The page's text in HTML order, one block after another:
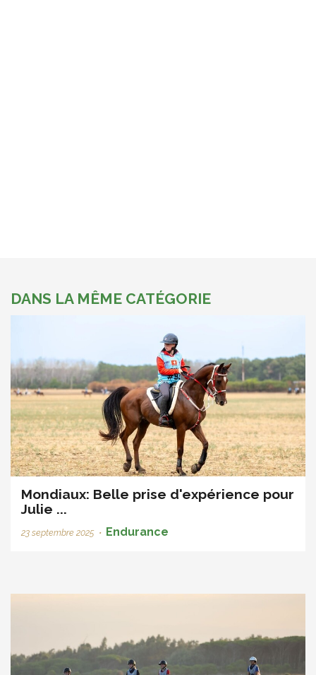
DANS LA MÊME CATÉGORIE
Mondiaux: Belle prise d'expérience pour
Julie ...
23 septembre 2025 • Endurance